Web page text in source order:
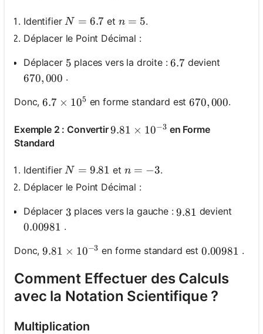
Identifier N=6.7
N = 6.7 et n=5
n = 5.
Déplacer le Point Décimal :
Déplacer 5
5 places vers la droite :6.7
6.7devient
670,000
670,000 .
Donc,6.7 \times 10^5
6.7 × 105 en forme standard est670,000
670,000.
Exemple 2 : Convertir9.81 \times 10^{-3}
9.81 × 10−3 en Forme
Standard
Identifier N=9.81
N = 9.81 et n=-3
n = −3.
Déplacer le Point Décimal :
Déplacer 3
3 places vers la gauche :9.81
9.81 devient
0.00981
0.00981 .
Donc,9.81 \times 10^{-3}
9.81 × 10−3 en forme standard est 0.00981
0.00981 .
Comment Effectuer des Calculs
avec la Notation Scientifique ?
Multiplication